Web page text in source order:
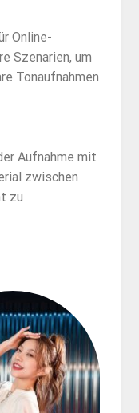
Online-
Szenarien, um
Tonaufnahmen
Aufnahme mit
zwischen
zu